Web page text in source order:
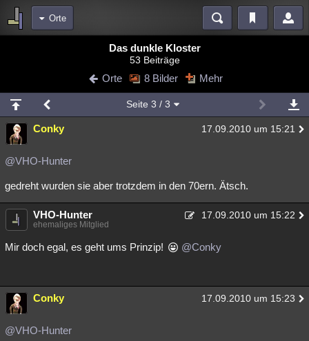
Orte
Blogs
Chat Wiki Neuigkeiten
meine Rubriken
Menschen Mystery Kriminalfälle
Spiritualität
Natur Umfragen Unterhaltung
weitere Rubriken
Philosophie Träume
Astronomie Helpdesk Gruppen Gaming
Übersichten
Das dunkle Kloster
53 Beiträge
Orte 8 Bilder Mehr
Seite 3 / 3
Conky 17.09.2010 um 15:21
@VHO-Hunter
gedreht wurden sie aber trotzdem in den 70ern. Ätsch.
VHO-Hunter 17.09.2010 um 15:22
ehemaliges Mitglied
Mir doch egal, es geht ums Prinzip! @Conky
Conky 17.09.2010 um 15:23
@VHO-Hunter